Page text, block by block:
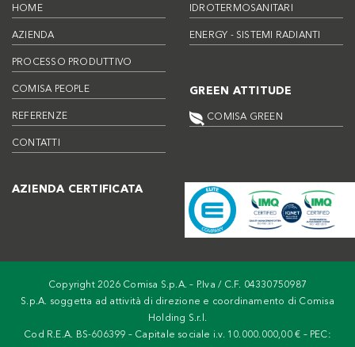
HOME
AZIENDA
PROCESSO PRODUTTIVO
COMISA PEOPLE
REFERENZE
CONTATTI
IDROTERMOSANITARI
ENERGY - SISTEMI RADIANTI
GREEN ATTITUDE
COMISA GREEN
AZIENDA CERTIFICATA
Copyright 2026 Comisa S.p.A. – P.Iva / C.F. 04330750987
S.p.A. soggetta ad attività di direzione e coordinamento di Comisa
Holding S.r.l.
Cod R.E.A. BS-606399 – Capitale sociale i.v. 10.000.000,00 € – PEC: